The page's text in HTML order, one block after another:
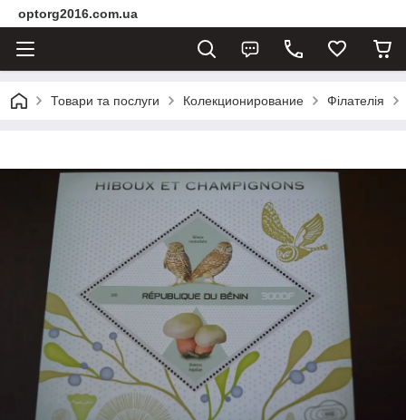
optorg2016.com.ua
Товари та послуги Колекционирование Філателія